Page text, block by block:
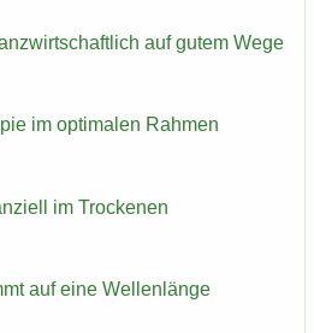
auf gutem Wege
im op­ti­ma­len Rah­men
im Tro­cke­nen
auf eine Wel­len­län­ge